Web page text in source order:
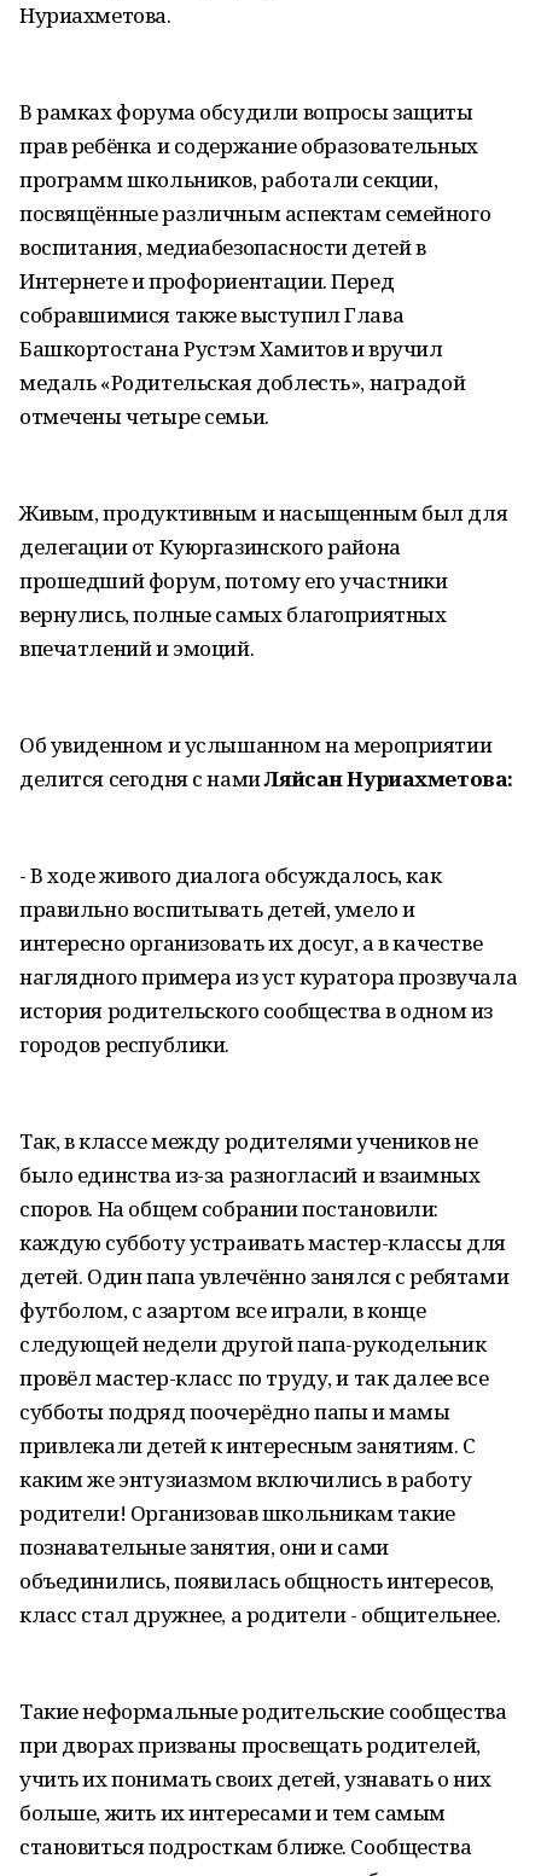
Нуриахметова.
В рамках форума обсудили вопросы защиты
прав ребёнка и содержание образовательных
программ школьников, работали секции,
посвящённые различным аспектам семейного
воспитания, медиабезопасности детей в
Интернете и профориентации. Перед
собравшимися также выступил Глава
Башкортостана Рустэм Хамитов и вручил
медаль «Родительская доблесть», наградой
отмечены четыре семьи.
Живым, продуктивным и насыщенным был для
делегации от Куюргазинского района
прошедший форум, потому его участники
вернулись, полные самых благоприятных
впечатлений и эмоций.
Об увиденном и услышанном на мероприятии
делится сегодня с намиЛяйсан Нуриахметова:
- В ходе живого диалога обсуждалось, как
правильно воспитывать детей, умело и
интересно организовать их досуг, а в качестве
наглядного примера из уст куратора прозвучала
история родительского сообщества в одном из
городов республики.
Так, в классе между родителями учеников не
было единства из-за разногласий и взаимных
споров. На общем собрании постановили:
каждую субботу устраивать мастер-классы для
детей. Один папа увлечённо занялся с ребятами
футболом, с азартом все играли, в конце
следующей недели другой папа-рукодельник
провёл мастер-класс по труду, и так далее все
субботы подряд поочерёдно папы и мамы
привлекали детей к интересным занятиям. С
каким же энтузиазмом включились в работу
родители! Организовав школьникам такие
познавательные занятия, они и сами
объединились, появилась общность интересов,
класс стал дружнее, а родители - общительнее.
Такие неформальные родительские сообщества
при дворах призваны просвещать родителей,
учить их понимать своих детей, узнавать о них
больше, жить их интересами и тем самым
становиться подросткам ближе. Сообщества